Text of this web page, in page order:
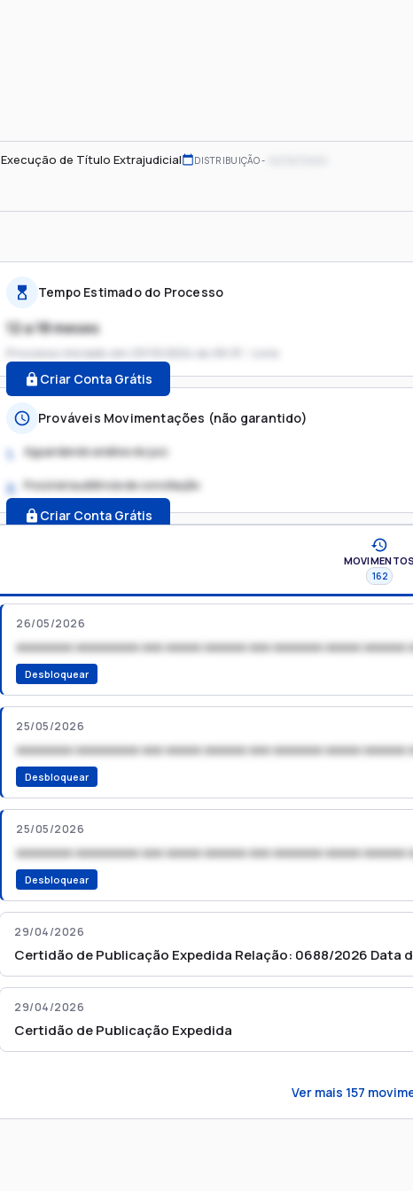
Execução de Título Extrajudicial DISTRIBUIÇÃO
Tempo Estimado do Processo
12 a 18 meses
Processo iniciado em 23/10/2024 às 09:31 - Livre
Criar Conta Grátis
Prováveis Movimentações (não garantido)
1. Aguardando análise do juiz
2. Possível audiência de conciliação
Criar Conta Grátis
MOVIMENTOS
162
26/05/2026
xxxxxxxx xxxxxxxxx xxx xxxxx xxxxxx xxx xxxxxxx xxxxx xxxxxx
Desbloquear
25/05/2026
xxxxxxxx xxxxxxxxx xxx xxxxx xxxxxx xxx xxxxxxx xxxxx xxxxxx
Desbloquear
25/05/2026
xxxxxxxx xxxxxxxxx xxx xxxxx xxxxxx xxx xxxxxxx xxxxx xxxxxx
Desbloquear
29/04/2026
Certidão de Publicação Expedida Relação: 0688/2026 Data
29/04/2026
Certidão de Publicação Expedida
Ver mais 157